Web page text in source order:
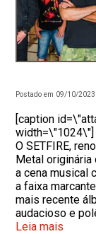
Postado em 09/10/2023
[caption
width=\"1024\"]
O SETFIRE,
Metal originária
a cena musical
a faixa
mais recente
audacioso e
Leia mais